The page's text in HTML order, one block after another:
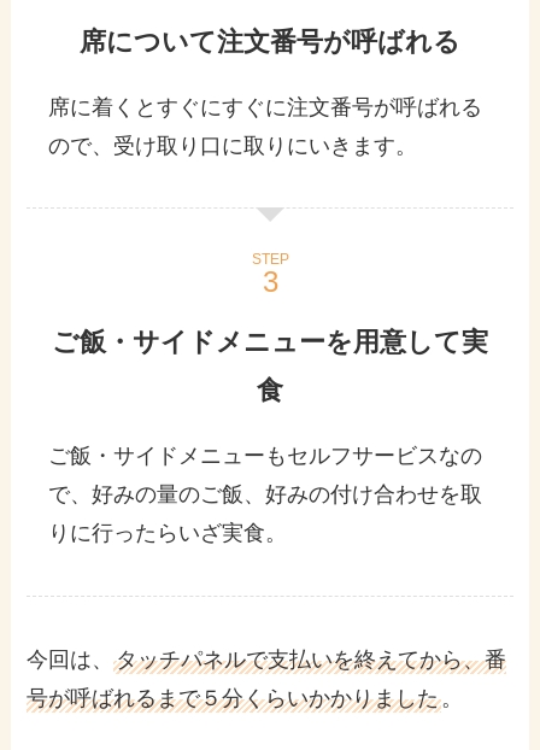
席について注文番号が呼ばれる
席に着くとすぐにすぐに注文番号が呼ばれる
ので、受け取り口に取りにいきます。
STEP
ご飯・サイドメニューを用意して実
食
ご飯・サイドメニューもセルフサービスなの
で、好みの量のご飯、好みの付け合わせを取
りに行ったらいざ実食。
今回は、タッチパネルで支払いを終えてから、番
号が呼ばれるまで５分くらいかかりました。